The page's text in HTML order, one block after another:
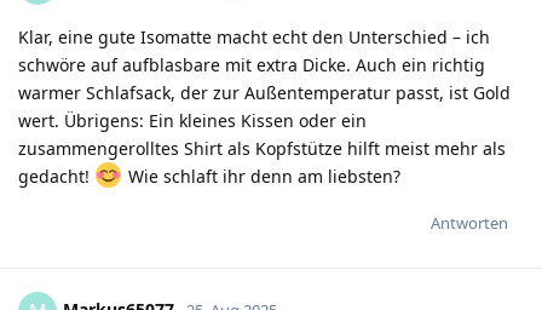
Klar, eine gute Isomatte macht echt den Unterschied – ich
schwöre auf aufblasbare mit extra Dicke. Auch ein richtig
warmer Schlafsack, der zur Außentemperatur passt, ist Gold
wert. Übrigens: Ein kleines Kissen oder ein
zusammengerolltes Shirt als Kopfstütze hilft meist mehr als
gedacht!
Wie schlaft ihr denn am liebsten?
Antworten